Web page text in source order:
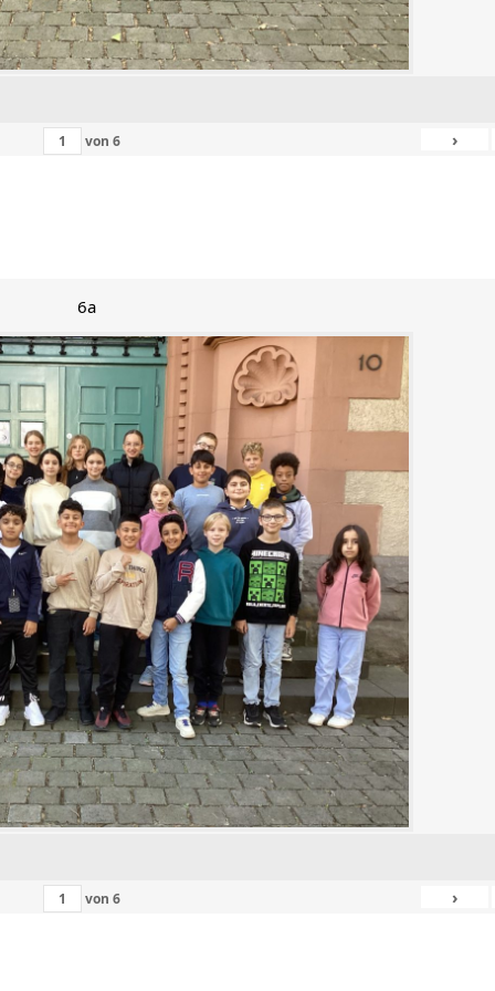
von 6 ›
6a
von 6 ›